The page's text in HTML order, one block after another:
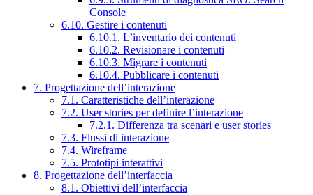
Console
6.10. Gestire i contenuti
6.10.1. L’inventario dei contenuti
6.10.2. Revisionare i contenuti
6.10.3. Migrare i contenuti
6.10.4. Pubblicare i contenuti
7. Progettazione dell’interazione
7.1. Caratteristiche dell’interazione
7.2. User stories per definire l’interazione
7.2.1. Differenza tra scenari e user stories
7.3. Flussi di interazione
7.4. Wireframe
7.5. Prototipi interattivi
8. Progettazione dell’interfaccia
8.1. Obiettivi dell’interfaccia